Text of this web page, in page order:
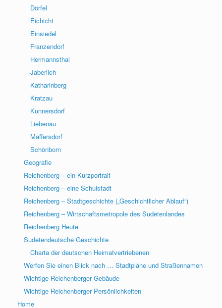
Dörfel
Eichicht
Einsiedel
Franzendorf
Hermannsthal
Jaberlich
Katharinberg
Kratzau
Kunnersdorf
Liebenau
Maffersdorf
Schönborn
Geografie
Reichenberg – ein Kurzportrait
Reichenberg – eine Schulstadt
Reichenberg – Stadtgeschichte („Geschichtlicher Ablauf“)
Reichenberg – Wirtschaftsmetropole des Sudetenlandes
Reichenberg Heute
Sudetendeutsche Geschichte
Charta der deutschen Heimatvertriebenen
Werfen Sie einen Blick nach … Stadtpläne und Straßennamen
Wichtige Reichenberger Gebäude
Wichtige Reichenberger Persönlichkeiten
Home